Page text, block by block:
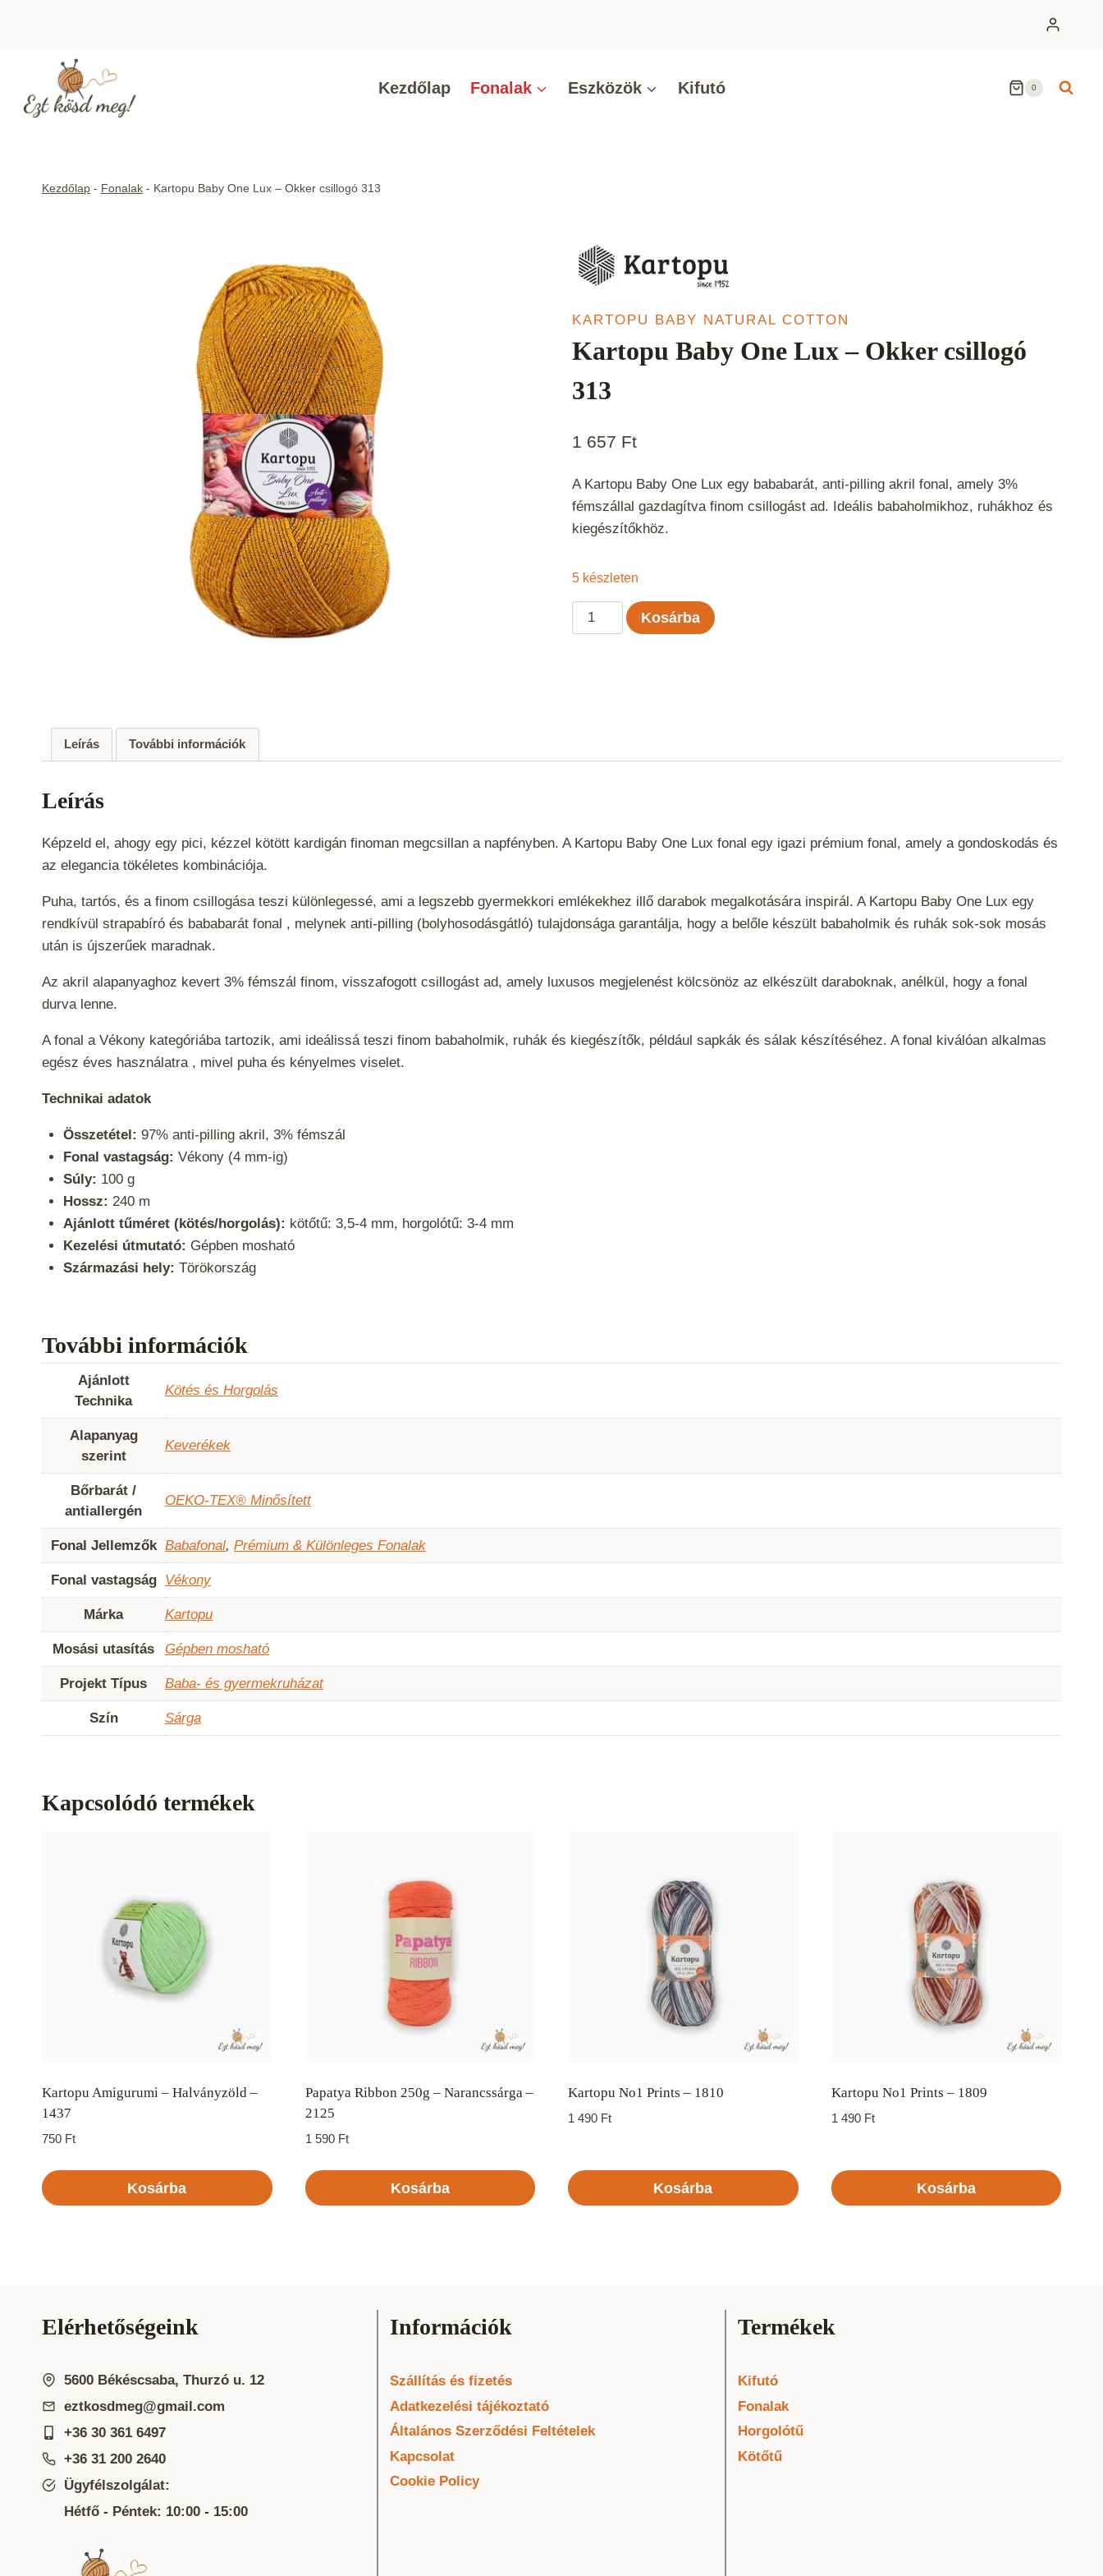
Kezdőlap Fonalak Eszközök Kifutó 0
Kezdőlap - Fonalak - Kartopu Baby One Lux – Okker csillogó 313
KARTOPU BABY NATURAL COTTON
Kartopu Baby One Lux – Okker csillogó
313
1 657 Ft
A Kartopu Baby One Lux egy bababarát, anti-pilling akril fonal, amely 3%
fémszállal gazdagítva finom csillogást ad. Ideális babaholmikhoz, ruhákhoz és
kiegészítőkhöz.
5 készleten
Kartopu
Baby
313
Kosárba
Leírás További információk
Leírás
Képzeld el, ahogy egy pici, kézzel kötött kardigán finoman megcsillan a napfényben. A Kartopu Baby One Lux fonal egy igazi prémium fonal, amely a gondoskodás és
az elegancia tökéletes kombinációja.
Puha, tartós, és a finom csillogása teszi különlegessé, ami a legszebb gyermekkori emlékekhez illő darabok megalkotására inspirál. A Kartopu Baby One Lux egy
rendkívül strapabíró és bababarát fonal , melynek anti-pilling (bolyhosodásgátló) tulajdonsága garantálja, hogy a belőle készült babaholmik és ruhák sok-sok mosás
után is újszerűek maradnak.
Az akril alapanyaghoz kevert 3% fémszál finom, visszafogott csillogást ad, amely luxusos megjelenést kölcsönöz az elkészült daraboknak, anélkül, hogy a fonal
durva lenne.
A fonal a Vékony kategóriába tartozik, ami ideálissá teszi finom babaholmik, ruhák és kiegészítők, például sapkák és sálak készítéséhez. A fonal kiválóan alkalmas
egész éves használatra , mivel puha és kényelmes viselet.
Technikai adatok
Összetétel: 97% anti-pilling akril, 3% fémszál
Fonal vastagság: Vékony (4 mm-ig)
Súly: 100 g
Hossz: 240 m
Ajánlott tűméret (kötés/horgolás): kötőtű: 3,5-4 mm, horgolótű: 3-4 mm
Kezelési útmutató: Gépben mosható
Származási hely: Törökország
További információk
Ajánlott
Technika
Kötés és Horgolás
Alapanyag
szerint
Keverékek
Bőrbarát /
antiallergén
OEKO-TEX® Minősített
Fonal Jellemzők Babafonal, Prémium & Különleges Fonalak
Fonal vastagság Vékony
Márka Kartopu
Mosási utasítás Gépben mosható
Projekt Típus Baba- és gyermekruházat
Szín Sárga
Kapcsolódó termékek
Kartopu Amigurumi – Halványzöld –
1437
750 Ft
Kosárba
Papatya Ribbon 250g – Narancssárga –
2125
1 590 Ft
Kosárba
Kartopu No1 Prints – 1810
1 490 Ft
Kosárba
Kartopu No1 Prints – 1809
1 490 Ft
Kosárba
Elérhetőségeink
5600 Békéscsaba, Thurzó u. 12
eztkosdmeg@gmail.com
+36 30 361 6497
+36 31 200 2640
Ügyfélszolgálat:
Hétfő - Péntek: 10:00 - 15:00
Információk
Szállítás és fizetés
Adatkezelési tájékoztató
Általános Szerződési Feltételek
Kapcsolat
Cookie Policy
Termékek
Kifutó
Fonalak
Horgolótű
Kötőtű